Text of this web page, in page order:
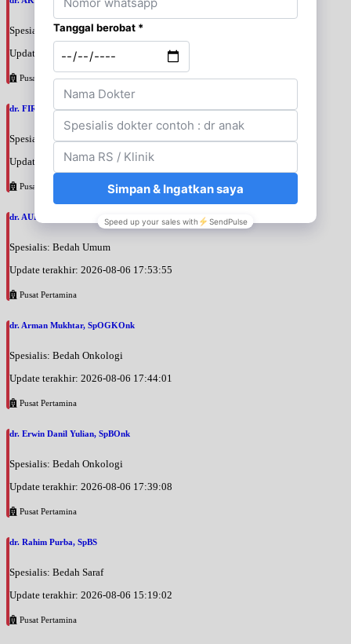
Spesialis: Bedah Urologi
Update terakhir: 2026-08-06 18:38:38
Pusat Pertamina
dr. FIRTANTYO ADI SYAHPUTRA, SpU
Spesialis: Bedah Urologi
Update terakhir: 2026-08-06 18:29:29
Pusat Pertamina
dr. AURIZAN DARYAN KARIM, SpB
Spesialis: Bedah Umum
Update terakhir: 2026-08-06 17:53:55
Pusat Pertamina
dr. Arman Mukhtar, SpOGKOnk
Spesialis: Bedah Onkologi
Update terakhir: 2026-08-06 17:44:01
Pusat Pertamina
dr. Erwin Danil Yulian, SpBOnk
Spesialis: Bedah Onkologi
Update terakhir: 2026-08-06 17:39:08
Pusat Pertamina
dr. Rahim Purba, SpBS
Spesialis: Bedah Saraf
Update terakhir: 2026-08-06 15:19:02
Pusat Pertamina